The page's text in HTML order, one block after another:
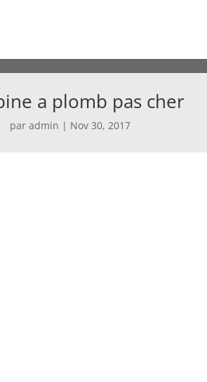
a plomb pas cher
par admin | Nov 30, 2017